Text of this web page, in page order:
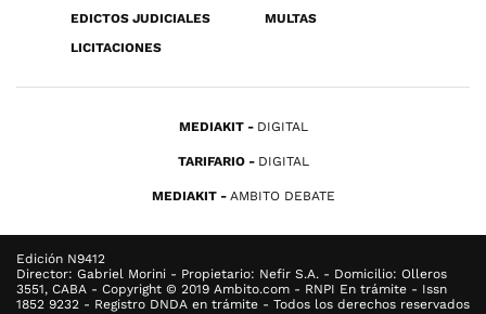
EDICTOS JUDICIALES
MULTAS
LICITACIONES
MEDIAKIT DIGITAL
TARIFARIO DIGITAL
MEDIAKIT AMBITO DEBATE
Edición N9412
Director: Gabriel Morini - Propietario: Nefir S.A. - Domicilio: Olleros
3551, CABA - Copyright © 2019 Ambito.com - RNPI En trámite - Issn
1852 9232 - Registro DNDA en trámite - Todos los derechos reservados